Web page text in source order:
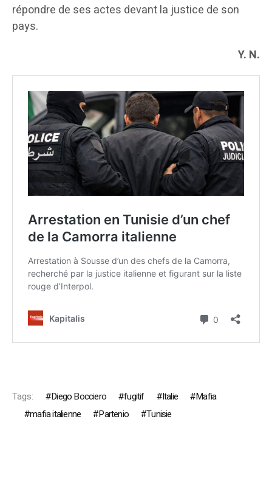
répondre de ses actes devant la justice de son
pays.
Y. N.
Tags: Diego Bocciero fugitif Italie
Mafia
mafia italienne
Partenio Tunisie